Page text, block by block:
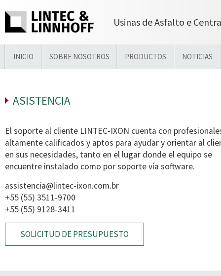
Usinas de Asfalto e
INICIO SOBRE NOSOTROS PRODUCTOS NOTICIAS
ASISTENCIA
El soporte al cliente LINTEC-IXON cuenta con
altamente calificados y aptos para ayudar y orientar al
en sus necesidades, tanto en el lugar donde el equipo se
encuentre instalado como por soporte vía software.
assistencia@lintec-ixon.com.br
+55 (55) 3511-9700
+55 (55) 9128-3411
SOLICITUD DE PRESUPUESTO